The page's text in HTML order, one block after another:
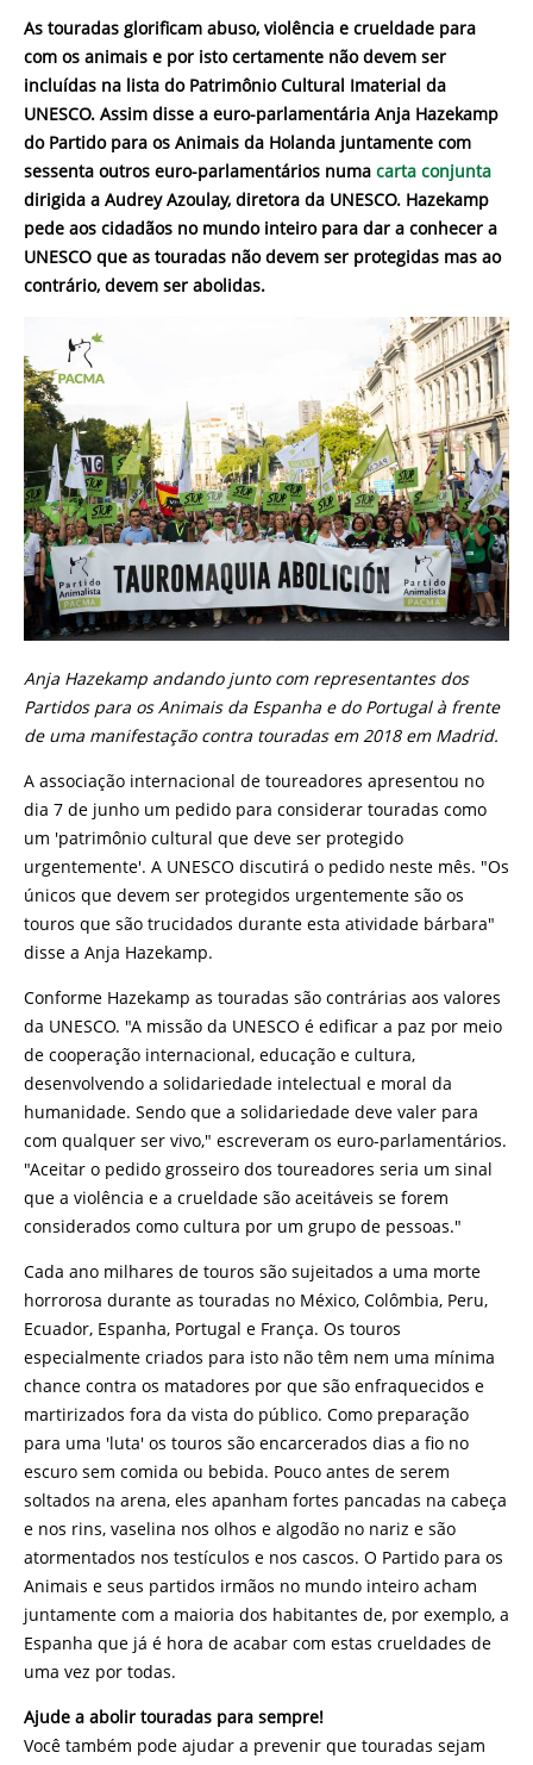
As touradas glorificam abuso, violência e crueldade para
com os animais e por isto certamente não devem ser
incluídas na lista do Patrimônio Cultural Imaterial da
UNESCO. Assim disse a euro-parlamentária Anja Hazekamp
do Partido para os Animais da Holanda juntamente com
sessenta outros euro-parlamentários numa carta conjunta
dirigida a Audrey Azoulay, diretora da UNESCO. Hazekamp
pede aos cidadãos no mundo inteiro para dar a conhecer a
UNESCO que as touradas não devem ser protegidas mas ao
contrário, devem ser abolidas.
Anja Hazekamp andando junto com representantes dos
Partidos para os Animais da Espanha e do Portugal à frente
de uma manifestação contra touradas em 2018 em Madrid.
A associação internacional de toureadores apresentou no
dia 7 de junho um pedido para considerar touradas como
um 'patrimônio cultural que deve ser protegido
urgentemente'. A UNESCO discutirá o pedido neste mês. "Os
únicos que devem ser protegidos urgentemente são os
touros que são trucidados durante esta atividade bárbara"
disse a Anja Hazekamp.
Conforme Hazekamp as touradas são contrárias aos valores
da UNESCO. "A missão da UNESCO é edificar a paz por meio
de cooperação internacional, educação e cultura,
desenvolvendo a solidariedade intelectual e moral da
humanidade. Sendo que a solidariedade deve valer para
com qualquer ser vivo," escreveram os euro-parlamentários.
"Aceitar o pedido grosseiro dos toureadores seria um sinal
que a violência e a crueldade são aceitáveis se forem
considerados como cultura por um grupo de pessoas."
Cada ano milhares de touros são sujeitados a uma morte
horrorosa durante as touradas no México, Colômbia, Peru,
Ecuador, Espanha, Portugal e França. Os touros
especialmente criados para isto não têm nem uma mínima
chance contra os matadores por que são enfraquecidos e
martirizados fora da vista do público. Como preparação
para uma 'luta' os touros são encarcerados dias a fio no
escuro sem comida ou bebida. Pouco antes de serem
soltados na arena, eles apanham fortes pancadas na cabeça
e nos rins, vaselina nos olhos e algodão no nariz e são
atormentados nos testículos e nos cascos. O Partido para os
Animais e seus partidos irmãos no mundo inteiro acham
juntamente com a maioria dos habitantes de, por exemplo, a
Espanha que já é hora de acabar com estas crueldades de
uma vez por todas.
Ajude a abolir touradas para sempre!
Você também pode ajudar a prevenir que touradas sejam